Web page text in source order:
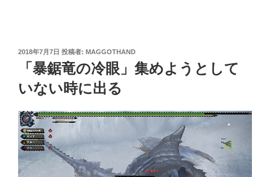
投
2018年7月7日 投稿者: MAGGOTHAND
「暴鋸竜の冷眼」集めようとして
いない時に出る